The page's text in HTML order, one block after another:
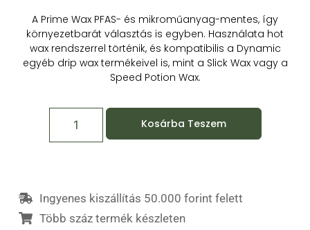
A Prime Wax PFAS- és mikroműanyag-mentes, így
környezetbarát választás is egyben. Használata hot
wax rendszerrel történik, és kompatibilis a Dynamic
egyéb drip wax termékeivel is, mint a Slick Wax vagy a
Speed Potion Wax.
Kosárba Teszem
Ingyenes kiszállítás 50.000 forint felett
Több száz termék készleten